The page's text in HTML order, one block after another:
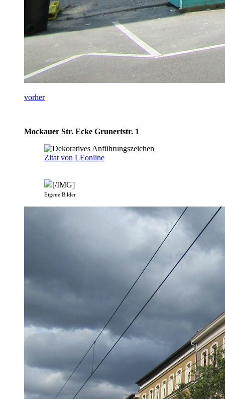
vorher
Mockauer Str. Ecke Grunertstr. 1
Zitat von LEonline
[/IMG]
Eigene Bilder